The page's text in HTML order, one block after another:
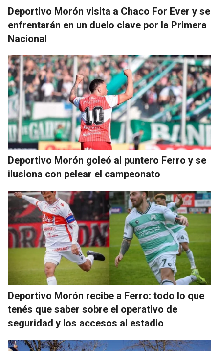
Deportivo Morón visita a Chaco For Ever y se
enfrentarán en un duelo clave por la Primera
Nacional
Deportivo Morón goleó al puntero Ferro y se
ilusiona con pelear el campeonato
Deportivo Morón recibe a Ferro: todo lo que
tenés que saber sobre el operativo de
seguridad y los accesos al estadio